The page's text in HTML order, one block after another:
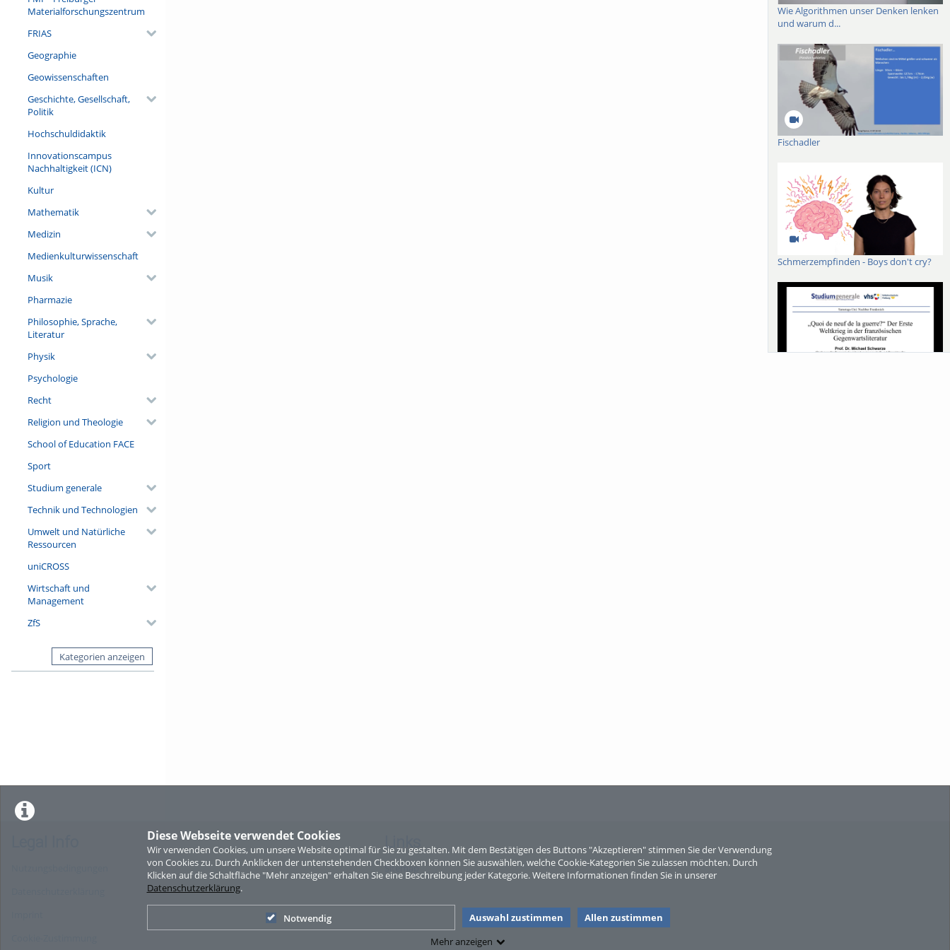
Diese Webseite verwendet Cookies
Wir verwenden Cookies, um unsere Website optimal für Sie zu gestalten. Mit dem Bestätigen des Buttons "Akzeptieren" stimmen Sie der Verwendung
von Cookies zu. Durch Anklicken der untenstehenden Checkboxen können Sie auswählen, welche Cookie-Kategorien Sie zulassen möchten. Durch
Klicken auf die Schaltfläche "Mehr anzeigen" erhalten Sie eine Beschreibung jeder Kategorie. Weitere Informationen finden Sie in unserer
Datenschutzerklärung.
Notwendig Auswahl zustimmen
Allen zustimmen
Mehr anzeigen
Materialforschungszentrum
FRIAS
Geographie
Geowissenschaften
Geschichte, Gesellschaft,
Politik
Hochschuldidaktik
Innovationscampus
Nachhaltigkeit (ICN)
Kultur
Mathematik
Medizin
Medienkulturwissenschaft
Musik
Pharmazie
Philosophie, Sprache,
Literatur
Physik
Psychologie
Recht
Religion und Theologie
School of Education FACE
Sport
Studium generale
Technik und Technologien
Umwelt und Natürliche
Ressourcen
uniCROSS
Wirtschaft und
Management
ZfS
Kategorien anzeigen
Wie Algorithmen unser Denken lenken
und warum d...
Fischadler
Schmerzempfinden - Boys don't cry?
Links
Sitemap